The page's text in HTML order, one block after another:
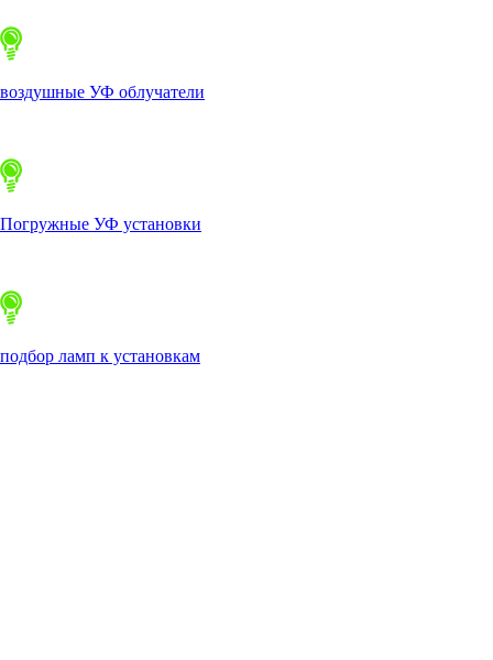
воздушные УФ облучатели
Погружные УФ установки
подбор ламп к установкам